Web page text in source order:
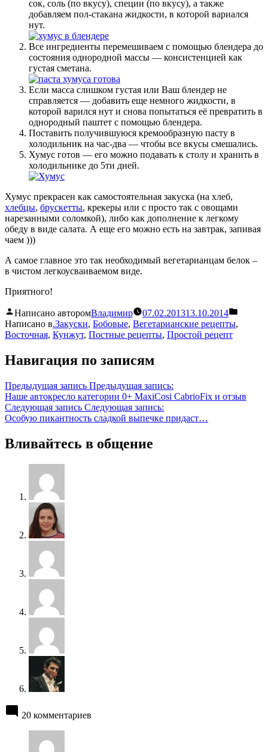
сок, соль (по вкусу), специи (по вкусу), а также
добавляем пол-стакана жидкости, в которой вариался
нут.
Все ингредиенты перемешиваем с помощью блендера до
состояния однородной массы — консистенцией как
густая сметана.
Если масса слишком густая или Ваш блендер не
справляется — добавить еще немного жидкости, в
которой варился нут и снова попытаться её превратить в
однородный паштет с помощью блендера.
Поставить получившуюся кремообразную пасту в
холодильник на час-два — чтобы все вкусы смешались.
Хумус готов — его можно подавать к столу и хранить в
холодильнике до 5ти дней.
Хумус прекрасен как самостоятельная закуска (на хлеб,
хлебцы, брускетты, крекеры или с просто так с овощами
нарезанными соломкой), либо как дополнение к легкому
обеду в виде салата. А еще его можно есть на завтрак, запивая
чаем )))
А самое главное это так необходимый вегетарианцам белок –
в чистом легкоусваиваемом виде.
Приятного!
Написано авторомВладимир 07.02.201313.10.2014
Написано в.Закуски, Бобовые, Вегетарианские рецепты,
Восточная, Кунжут, Постные рецепты, Простой рецепт
Навигация по записям
Предыдущая запись Предыдущая запись:
Наше автокресло категории 0+ MaxiCosi CabrioFix и отзыв
Следующая запись Следующая запись:
Особую пикантность сладкой выпечке придаст…
Вливайтесь в общение
20 комментариев